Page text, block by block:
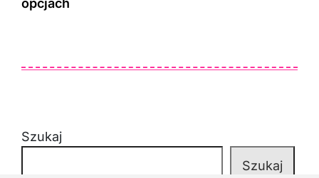
opcjach
Szukaj
Szukaj